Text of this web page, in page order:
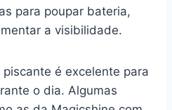
para poupar bateria,
a visibilidade.
é excelente para
o dia. Algumas